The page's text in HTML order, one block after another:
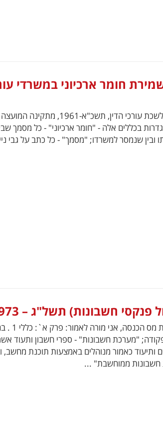
חומר ארכיוני במשרדי
בתוקף סמכותה לפי סעיף 109 לחוק לשכת עורכי הדין,
עורכי הדין כללים אלה:1. הגדרות בכללים אלה - "חומר ארכיוני" - כל
ובין שנמסר למשרדו; "מסמך" - כל כתב על גבי
חשבונות) תשל"ג – 1973
בתוקף סמכותי לפי
- כהגדרתו בסעיף 3א לפקודה; "מערכת חשבונות" - ספרי חשבון
ותיעוד כאמור מנוהלים באמצעות תוכנת
ממוחשבת" ...